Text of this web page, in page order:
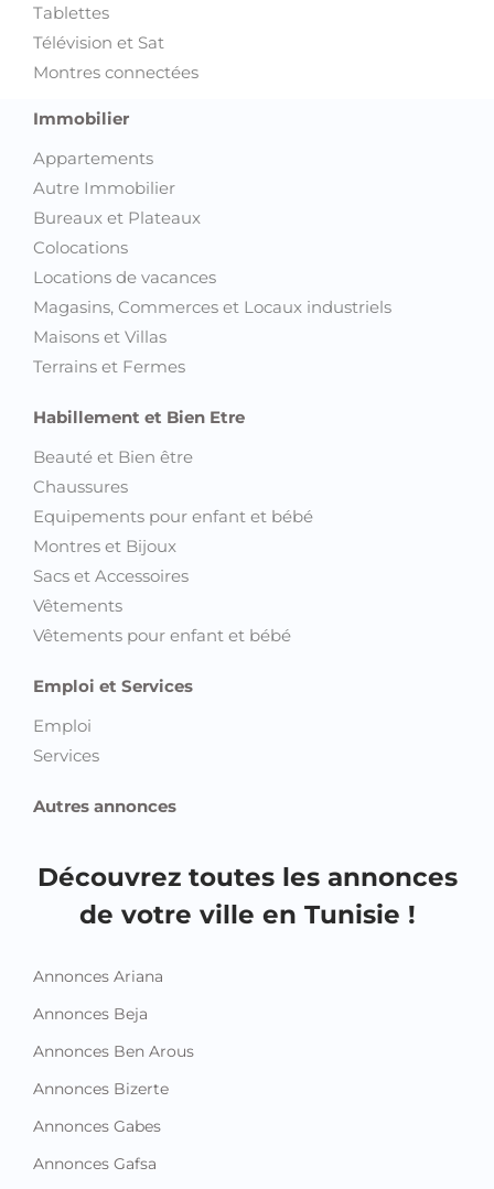
Tablettes
Télévision et Sat
Montres connectées
Immobilier
Appartements
Autre Immobilier
Bureaux et Plateaux
Colocations
Locations de vacances
Magasins, Commerces et Locaux industriels
Maisons et Villas
Terrains et Fermes
Habillement et Bien Etre
Beauté et Bien être
Chaussures
Equipements pour enfant et bébé
Montres et Bijoux
Sacs et Accessoires
Vêtements
Vêtements pour enfant et bébé
Emploi et Services
Emploi
Services
Autres annonces
Découvrez toutes les annonces
de votre ville en Tunisie !
Annonces Ariana
Annonces Beja
Annonces Ben Arous
Annonces Bizerte
Annonces Gabes
Annonces Gafsa